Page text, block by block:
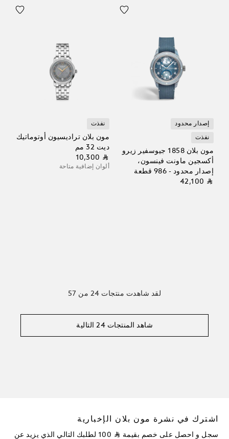
إصدار محدود
نفذت
مون بلان 1858 جيوسفير زيرو
أكسجين ماونت فينسون،
إصدار محدود - 986 قطعة
⃁ 42,100
نفذت
مون بلان تراديسيون أوتوماتيك
ديت 32 مم
⃁ 10,300
ألوان إضافية متاحة
لقد شاهدت منتجات 24 من 57
شاهد المنتجات 24 التالية
اشترك في نشرة مون بلان الإخبارية
سجل و احصل على خصم بقيمة ⃁
لطلبك التالي الذي يزيد عن